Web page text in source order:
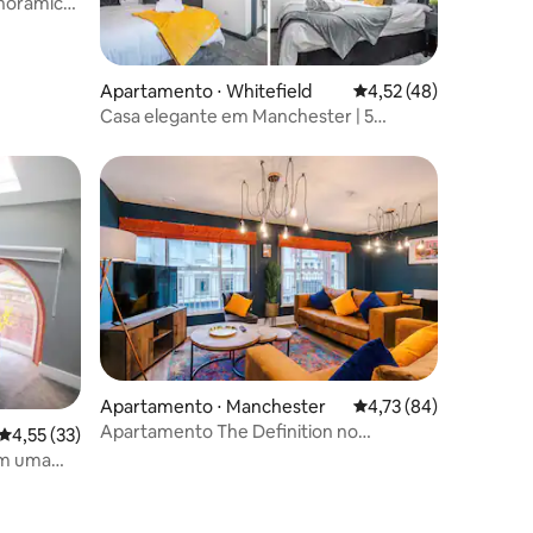
Apartamento ⋅ Whitefield
4,52 de uma
4,52 (48)
Casa elegante em Manchester | 5
de uma avaliação média de 5, 33 avaliações
4,55 (33)
uma
Apartamento ⋅ Manchester 4,73 de uma
4,73 (84)
Apartamento The Definition no